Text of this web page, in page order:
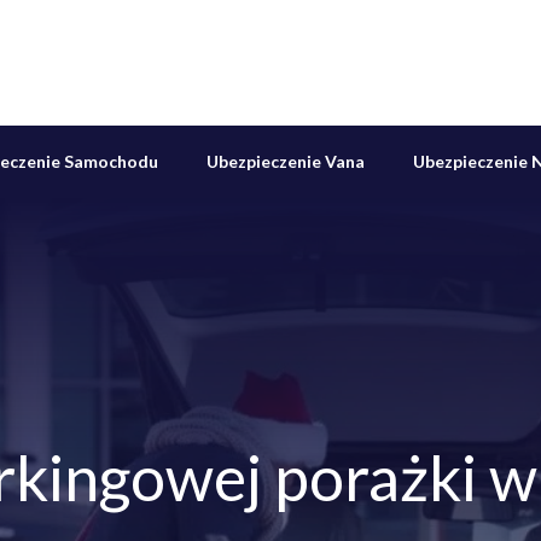
Samochodu Ubezpieczenie Vana Ubezpieczenie
porażki w